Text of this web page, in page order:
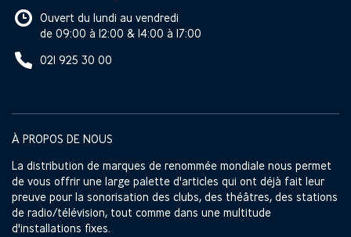
Ouvert du lundi au vendredi
de 09:00 à 12:00 & 14:00 à 17:00
021 925 30 00
À PROPOS DE NOUS
La distribution de marques de renommée mondiale nous permet
de vous offrir une large palette d'articles qui ont déjà fait leur
preuve pour la sonorisation des clubs, des théâtres, des stations
de radio/télévision, tout comme dans une multitude
d'installations fixes.